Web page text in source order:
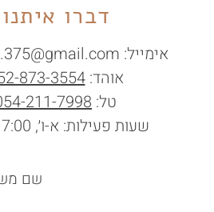
דברו איתנו
אימייל:
אוהד:873-3554
טל: 211-7998
שעות פעילות: א-ו׳, 9:00-17:00
שם